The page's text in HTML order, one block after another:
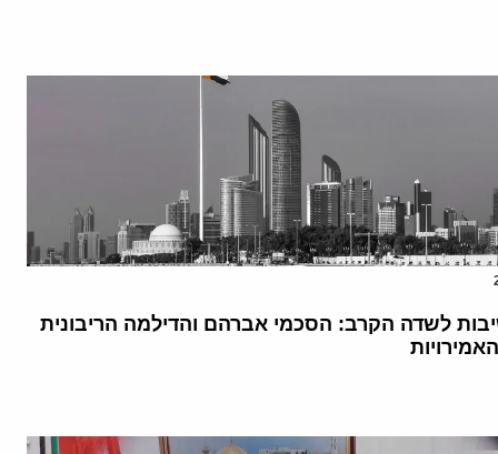
לשדה הקרב: הסכמי אברהם והדילמה הריבונית